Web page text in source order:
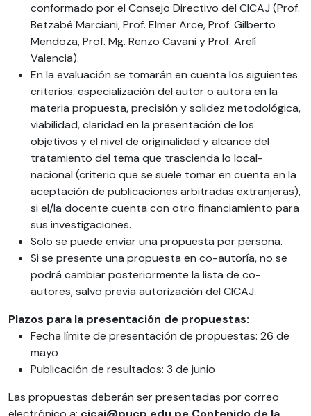
conformado por el Consejo Directivo del CICAJ (Prof.
Betzabé Marciani, Prof. Elmer Arce, Prof. Gilberto
Mendoza, Prof. Mg. Renzo Cavani y Prof. Arelí
Valencia).
En la evaluación se tomarán en cuenta los siguientes
criterios: especialización del autor o autora en la
materia propuesta, precisión y solidez metodológica,
viabilidad, claridad en la presentación de los
objetivos y el nivel de originalidad y alcance del
tratamiento del tema que trascienda lo local-
nacional (criterio que se suele tomar en cuenta en la
aceptación de publicaciones arbitradas extranjeras),
si el/la docente cuenta con otro financiamiento para
sus investigaciones.
Solo se puede enviar una propuesta por persona.
Si se presente una propuesta en co-autoría, no se
podrá cambiar posteriormente la lista de co-
autores, salvo previa autorización del CICAJ.
Plazos para la presentación de propuestas:
Fecha límite de presentación de propuestas: 26 de
mayo
Publicación de resultados: 3 de junio
Las propuestas deberán ser presentadas por correo